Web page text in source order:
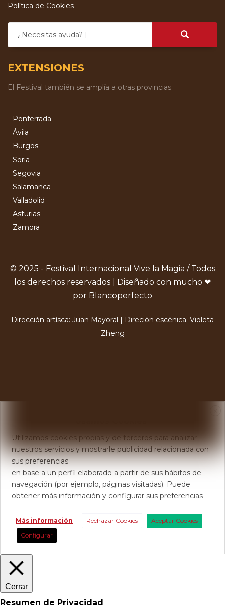
Política de Cookies
¿Necesitas ayuda?
EXTENSIONES
El Festival también se amplía a otras provincias
Ponferrada
Ávila
Burgos
Soria
Segovia
Salamanca
Valladolid
Asturias
Zamora
© 2025 - Festival Internacional Vive la Magia / Todos
los derechos reservados | Diseñado con mucho ❤
por Blancoperfecto
Dirección artísca: Juan Mayoral | Direción escénica: Violeta
Zheng
Utilizamos cookies propias y de terceros para analizar
nuestros servicios y mostrarle publicidad relacionada con
sus preferencias
en base a un perfil elaborado a partir de sus hábitos de
navegación (por ejemplo, páginas visitadas). Puede
obtener más información y configurar sus preferencias
Más información Rechazar Cookies
Aceptar Cookies
Configurar
Cerrar
Resumen de Privacidad